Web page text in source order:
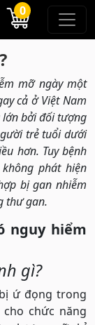
0
mỡ ngày một
cả ở Việt Nam
lớn bởi đối tượng
trẻ tuổi dưới
hơn. Tuy bệnh
phát hiện
bị gan nhiễm
thư gan.
nguy hiểm
gì?
ứ đọng trong
chức năng